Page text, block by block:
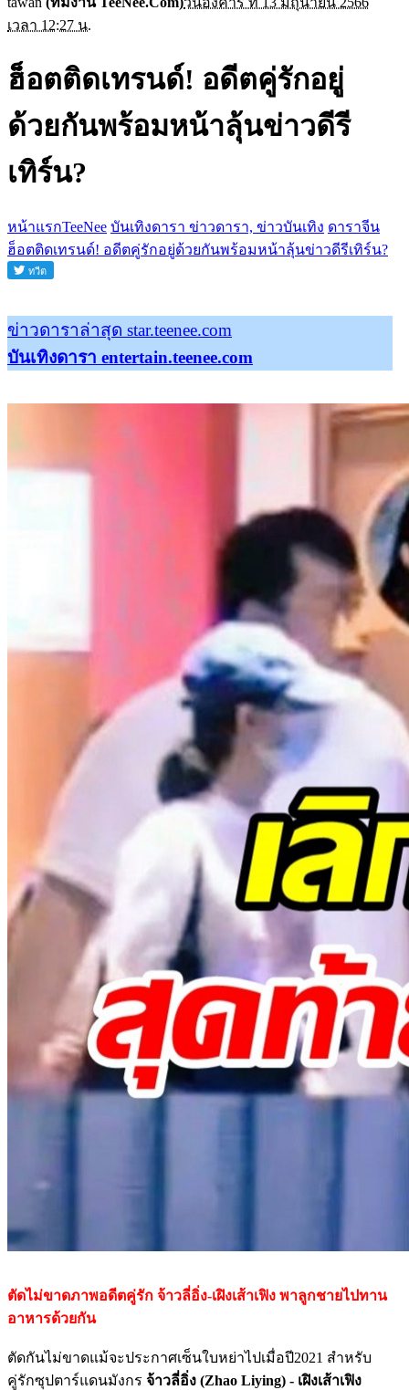
เวลา 12:27 น.
ฮ็อตติดเทรนด์! อดีตคู่รักอยู่
ด้วยกันพร้อมหน้าลุ้นข่าวดีรี
เทิร์น?
หน้าแรกTeeNee บันเทิงดารา ข่าวดารา, ข่าวบันเทิง ดาราจีน
ฮ็อตติดเทรนด์! อดีตคู่รักอยู่ด้วยกันพร้อมหน้าลุ้นข่าวดีรีเทิร์น?
ข่าวดาราล่าสุด star.teenee.com
บันเทิงดารา entertain.teenee.com
ตัดไม่ขาดภาพอดีตคู่รัก จ้าวลี่อิ่ง-เฝิงเส้าเฟิง พาลูกชายไปทาน
อาหารด้วยกัน
ตัดกันไม่ขาดแม้จะประกาศเซ็นใบหย่าไปเมื่อปี2021 สำหรับ
คู่รักซุปตาร์แดนมังกร จ้าวลี่อิ่ง (Zhao Liying) - เฝิงเส้าเฟิง